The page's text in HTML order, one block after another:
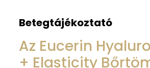
Betegtájékoztató
Az Eucerin
+ Elasticity